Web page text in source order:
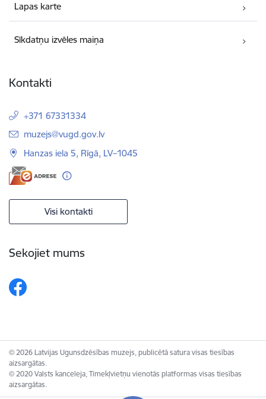
Lapas karte
Sīkdatņu izvēles maiņa
Kontakti
+371 67331334
E-pasts:
muzejs@vugd.gov.lv
Hanzas iela 5, Rīgā, LV–1045
Visi kontakti
Sekojiet mums
© 2026 Latvijas Ugunsdzēsības muzejs, publicētā satura visas tiesības
aizsargātas.
© 2020 Valsts kanceleja, Tīmekļvietņu vienotās platformas visas tiesības
aizsargātas.